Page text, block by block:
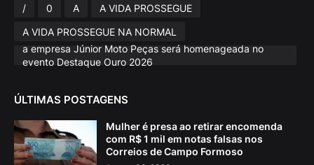
/ 0 A
A VIDA PROSSEGUE
A VIDA PROSSEGUE NA NORMAL
a empresa Júnior Moto Peças será homenageada no
evento Destaque Ouro 2026
ÚLTIMAS POSTAGENS
Mulher é presa ao retirar encomenda
com R$ 1 mil em notas falsas nos
Correios de Campo Formoso